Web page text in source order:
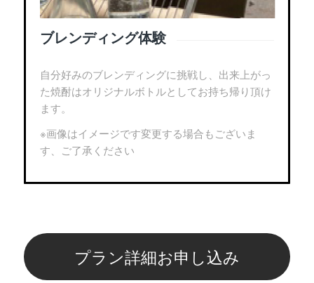
ブレンディング体験
自分好みのブレンディングに挑戦し、出来上がっ
た焼酎はオリジナルボトルとしてお持ち帰り頂け
ます。
※画像はイメージです変更する場合もございま
す、ご了承ください
プラン詳細お申し込み